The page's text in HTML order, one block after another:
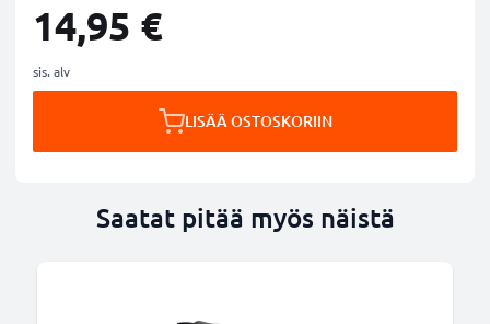
14,95 €
sis. alv
LISÄÄ OSTOSKORIIN
Saatat pitää myös näistä